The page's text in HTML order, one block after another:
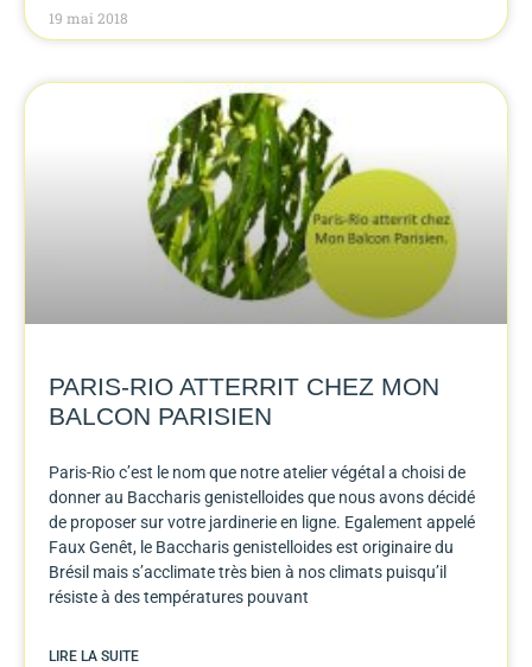
19 mai 2018
PARIS-RIO ATTERRIT CHEZ MON
BALCON PARISIEN
Paris-Rio c’est le nom que notre atelier végétal a choisi de
donner au Baccharis genistelloides que nous avons décidé
de proposer sur votre jardinerie en ligne. Egalement appelé
Faux Genêt, le Baccharis genistelloides est originaire du
Brésil mais s’acclimate très bien à nos climats puisqu’il
résiste à des températures pouvant
LIRE LA SUITE